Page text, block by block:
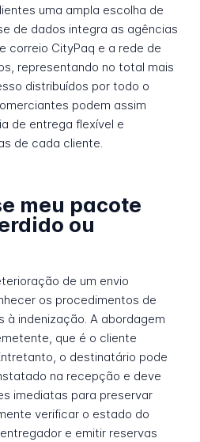
uma ampla escolha de
de dados integra as agências
correio CityPaq e a rede de
representando no total mais
distribuídos por todo o
podem assim
de entrega flexível e
de cada cliente.
meu pacote
ou
de um envio
os procedimentos de
à indenização. A abordagem
que é o cliente
o destinatário pode
na recepção e deve
imediatas para preservar
verificar o estado do
e emitir reservas